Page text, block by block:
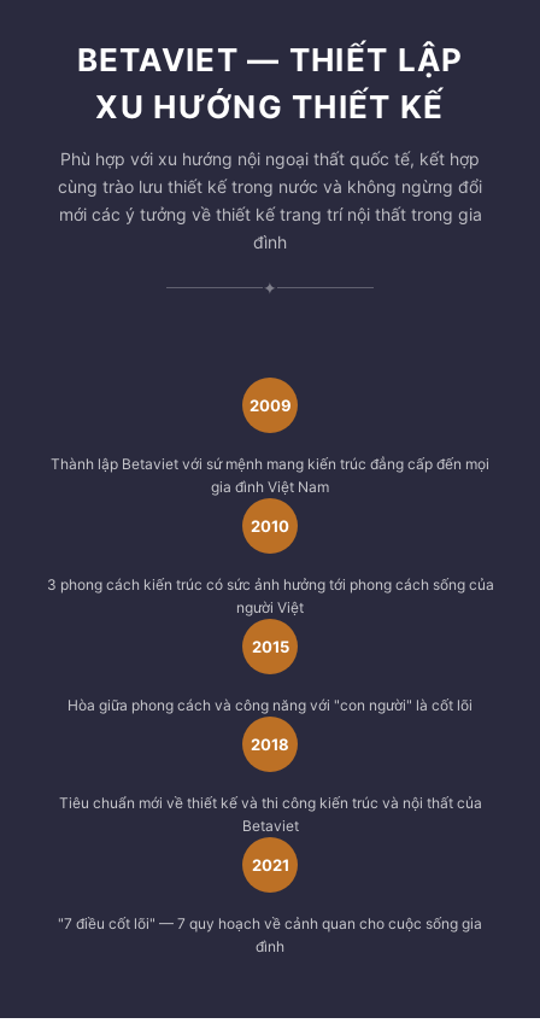
BETAVIET — THIẾT LẬP
XU HƯỚNG THIẾT KẾ
Phù hợp với xu hướng nội ngoại thất quốc tế, kết hợp
cùng trào lưu thiết kế trong nước và không ngừng đổi
mới các ý tưởng về thiết kế trang trí nội thất trong gia
đình
✦
2009
Thành lập Betaviet với sứ mệnh mang kiến trúc đẳng cấp đến mọi
gia đình Việt Nam
2010
3 phong cách kiến trúc có sức ảnh hưởng tới phong cách sống của
người Việt
2015
Hòa giữa phong cách và công năng với "con người" là cốt lõi
2018
Tiêu chuẩn mới về thiết kế và thi công kiến trúc và nội thất của
Betaviet
2021
"7 điều cốt lõi" — 7 quy hoạch về cảnh quan cho cuộc sống gia
đình